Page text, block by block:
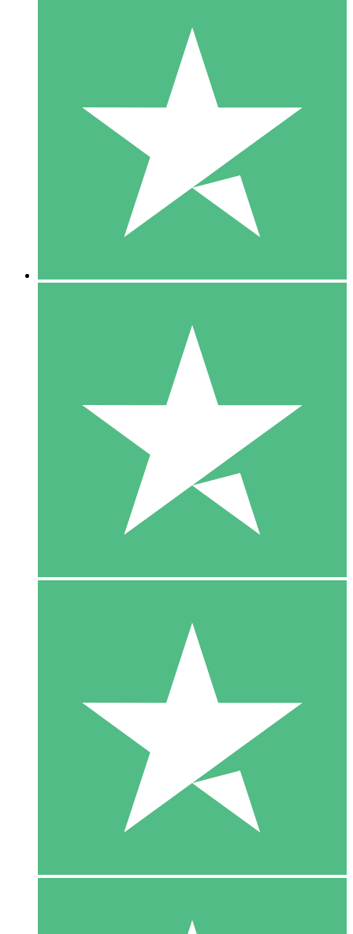
Individuella Kreditpaket
Betala per användning med nedladdningskrediter. Inget
1 Nedladdningar
10 00
10 Nedladdningar
20 00